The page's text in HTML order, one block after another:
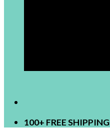
100+ FREE SHIPPING